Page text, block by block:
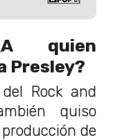
quien
Presley?
Rock and
quiso
de